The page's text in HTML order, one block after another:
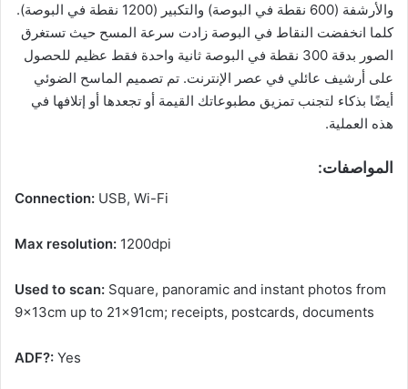
والأرشفة (600 نقطة في البوصة) والتكبير (1200 نقطة في البوصة).
كلما انخفضت النقاط في البوصة زادت سرعة المسح حيث تستغرق
الصور بدقة 300 نقطة في البوصة ثانية واحدة فقط عظيم للحصول
على أرشيف عائلي في عصر الإنترنت. تم تصميم الماسح الضوئي
أيضًا بذكاء لتجنب تمزيق مطبوعاتك القيمة أو تجعدها أو إتلافها في
هذه العملية.
المواصفات:
Connection: USB, Wi-Fi
Max resolution: 1200dpi
Used to scan: Square, panoramic and instant photos from
9x13cm up to 21x91cm; receipts, postcards, documents
ADF?: Yes